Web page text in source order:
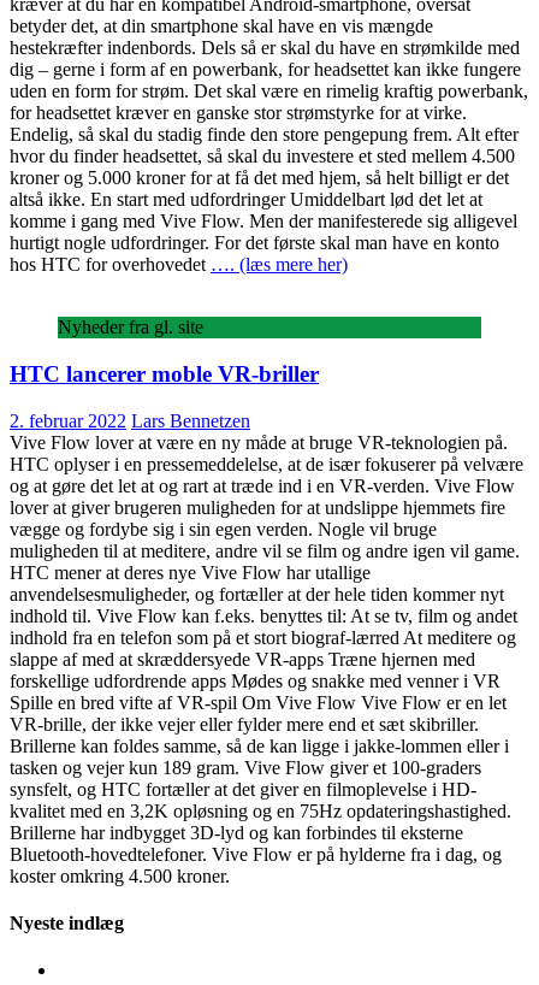
kræver at du har en kompatibel Android-smartphone, oversat
betyder det, at din smartphone skal have en vis mængde
hestekræfter indenbords. Dels så er skal du have en strømkilde med
dig – gerne i form af en powerbank, for headsettet kan ikke fungere
uden en form for strøm. Det skal være en rimelig kraftig powerbank,
for headsettet kræver en ganske stor strømstyrke for at virke.
Endelig, så skal du stadig finde den store pengepung frem. Alt efter
hvor du finder headsettet, så skal du investere et sted mellem 4.500
kroner og 5.000 kroner for at få det med hjem, så helt billigt er det
altså ikke. En start med udfordringer Umiddelbart lød det let at
komme i gang med Vive Flow. Men der manifesterede sig alligevel
hurtigt nogle udfordringer. For det første skal man have en konto
hos HTC for overhovedet …. (læs mere her)
Nyheder fra gl. site
HTC lancerer moble VR-briller
2. februar 2022 Lars Bennetzen
Vive Flow lover at være en ny måde at bruge VR-teknologien på.
HTC oplyser i en pressemeddelelse, at de især fokuserer på velvære
og at gøre det let at og rart at træde ind i en VR-verden. Vive Flow
lover at giver brugeren muligheden for at undslippe hjemmets fire
vægge og fordybe sig i sin egen verden. Nogle vil bruge
muligheden til at meditere, andre vil se film og andre igen vil game.
HTC mener at deres nye Vive Flow har utallige
anvendelsesmuligheder, og fortæller at der hele tiden kommer nyt
indhold til. Vive Flow kan f.eks. benyttes til: At se tv, film og andet
indhold fra en telefon som på et stort biograf-lærred At meditere og
slappe af med at skræddersyede VR-apps Træne hjernen med
forskellige udfordrende apps Mødes og snakke med venner i VR
Spille en bred vifte af VR-spil Om Vive Flow Vive Flow er en let
VR-brille, der ikke vejer eller fylder mere end et sæt skibriller.
Brillerne kan foldes samme, så de kan ligge i jakke-lommen eller i
tasken og vejer kun 189 gram. Vive Flow giver et 100-graders
synsfelt, og HTC fortæller at det giver en filmoplevelse i HD-
kvalitet med en 3,2K opløsning og en 75Hz opdateringshastighed.
Brillerne har indbygget 3D-lyd og kan forbindes til eksterne
Bluetooth-hovedtelefoner. Vive Flow er på hylderne fra i dag, og
koster omkring 4.500 kroner.
Nyeste indlæg